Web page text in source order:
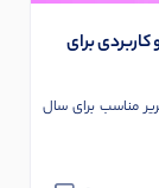
پیشنهاد عالی و کاربردی برای
مناسب برای سال